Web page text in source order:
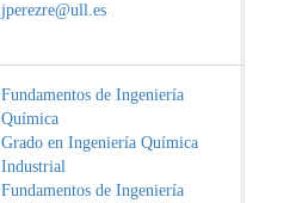
jperezre@ull.es
Fundamentos de Ingeniería
Química
Grado en Ingeniería Química
Industrial
Fundamentos de Ingeniería